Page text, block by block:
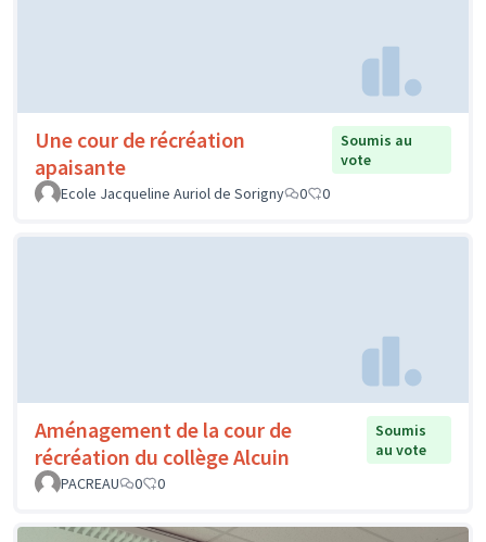
Une cour de récréation
apaisante
Soumis au
vote
Ecole Jacqueline Auriol de Sorigny
0 0
Aménagement de la cour de
récréation du collège Alcuin
Soumis
au vote
PACREAU
0 0